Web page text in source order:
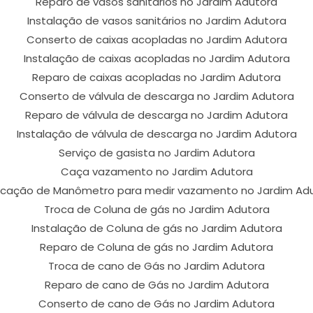
Instalação de vasos sanitários no Jardim Adutora
Conserto de caixas acopladas no Jardim Adutora
Instalação de caixas acopladas no Jardim Adutora
Reparo de caixas acopladas no Jardim Adutora
Conserto de válvula de descarga no Jardim Adutora
Reparo de válvula de descarga no Jardim Adutora
Instalação de válvula de descarga no Jardim Adutora
Serviço de gasista no Jardim Adutora
Caça vazamento no Jardim Adutora
de Manômetro para medir vazamento no Jardim
Troca de Coluna de gás no Jardim Adutora
Instalação de Coluna de gás no Jardim Adutora
Reparo de Coluna de gás no Jardim Adutora
Troca de cano de Gás no Jardim Adutora
Reparo de cano de Gás no Jardim Adutora
Conserto de cano de Gás no Jardim Adutora